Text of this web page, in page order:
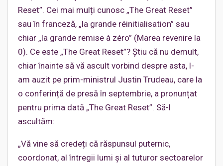
Reset”. Cei mai mulți cunosc „The Great Reset”
sau în franceză, „la grande réinitialisation” sau
chiar „la grande remise à zéro” (Marea revenire la
0). Ce este „The Great Reset”? Știu că nu demult,
chiar înainte să vă ascult vorbind despre asta, l-
am auzit pe prim-ministrul Justin Trudeau, care la
o conferință de presă în septembrie, a pronunțat
pentru prima dată „The Great Reset”. Să-l
ascultăm:
„Vă vine să credeți că răspunsul puternic,
coordonat, al întregii lumi și al tuturor sectoarelor